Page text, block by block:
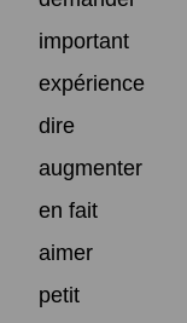
important
expérience
dire
augmenter
en fait
aimer
petit